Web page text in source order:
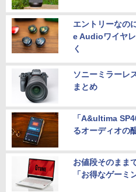
エントリーなの
e Audioワイヤ
く
ソニーミラーレ
まとめ
「A&ultima
るオーディオの
お値段そのまま
「お得なゲーミ